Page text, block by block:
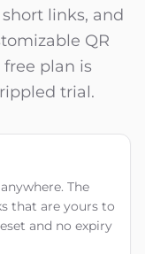
links, and
QR
plan is
trial.
The
that are yours to
and no expiry